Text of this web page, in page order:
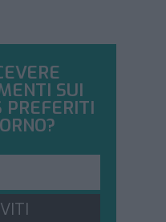
SUI
PREFERITI